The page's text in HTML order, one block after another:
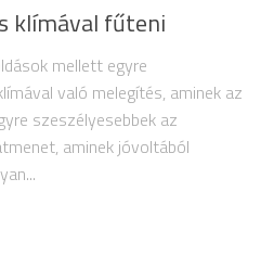
klímával fűteni
mellett egyre
való melegítés, aminek az
szeszélyesebbek az
aminek jóvoltából